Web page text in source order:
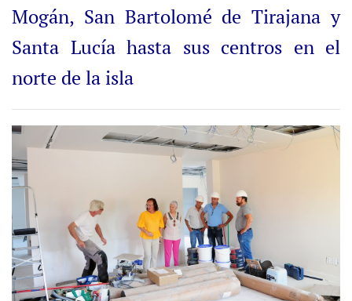
Mogán, San Bartolomé de Tirajana y
Santa Lucía hasta sus centros en el
norte de la isla